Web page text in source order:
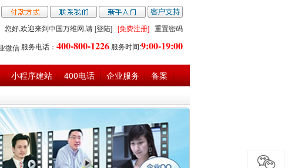
您好,欢迎来到中国万维网,请[登陆] [免费注册] 重置密码
服务电话： 400-800-1226 服务时间:9:00-19:00
小程序建站 400电话 企业服务 备案